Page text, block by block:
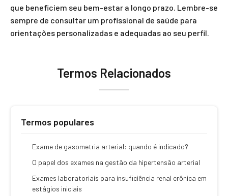
que beneficiem seu bem-estar a longo prazo. Lembre-se
sempre de consultar um profissional de saúde para
orientações personalizadas e adequadas ao seu perfil.
Termos Relacionados
Termos populares
Exame de gasometria arterial: quando é indicado?
O papel dos exames na gestão da hipertensão arterial
Exames laboratoriais para insuficiência renal crônica em
estágios iniciais